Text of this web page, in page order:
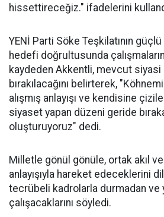
hissettireceğiz." ifadelerini
YENİ Parti Söke Teşkilatının
hedefi doğrultusunda
kaydeden Akkentli, mevcut siyasi
bırakılacağını belirterek,
alışmış anlayışı ve kendisine
siyaset yapan düzeni geride
oluşturuyoruz" dedi.
Milletle gönül gönüle, ortak akıl
anlayışıyla hareket edeceklerini
tecrübeli kadrolarla durmadan ve
çalışacaklarını söyledi.